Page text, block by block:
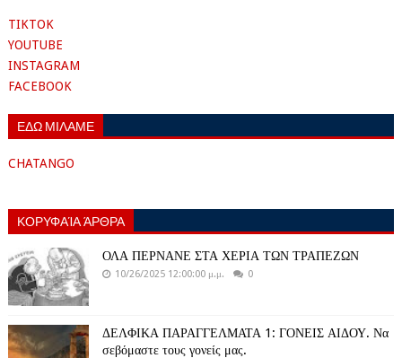
TIKTOK
YOUTUBE
INSTAGRAM
FACEBOOK
ΕΔΩ ΜΙΛΑΜΕ
CHATANGO
ΚΟΡΥΦΑΊΑ ΆΡΘΡΑ
ΟΛΑ ΠΕΡΝΑΝΕ ΣΤΑ ΧΕΡΙΑ ΤΩΝ ΤΡΑΠΕΖΩΝ
10/26/2025 12:00:00 μ.μ. 0
ΔΕΛΦΙΚΑ ΠΑΡΑΓΓΕΛΜΑΤΑ 1: ΓΟΝΕΙΣ ΑΙΔΟΥ. Να
σεβόμαστε τους γονείς μας.